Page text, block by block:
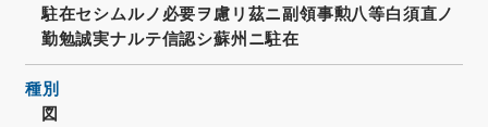
駐在セシムルノ必要ヲ慮リ茲ニ副領事勲八等白須直ノ
勤勉誠実ナルテ信認シ蘇州ニ駐在
種別
図